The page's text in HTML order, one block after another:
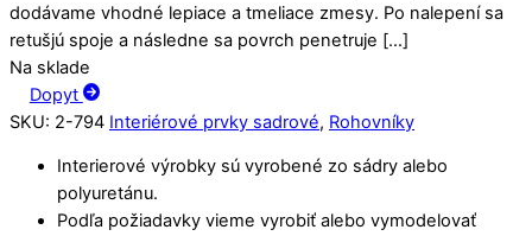
dodávame vhodné lepiace a tmeliace zmesy. Po nalepení sa
retušjú spoje a následne sa povrch penetruje […]
Na sklade
Dopyt
SKU: 2-794 Interiérové prvky sadrové, Rohovníky
Interierové výrobky sú vyrobené zo sádry alebo
polyuretánu.
Podľa požiadavky vieme vyrobiť alebo vymodelovať